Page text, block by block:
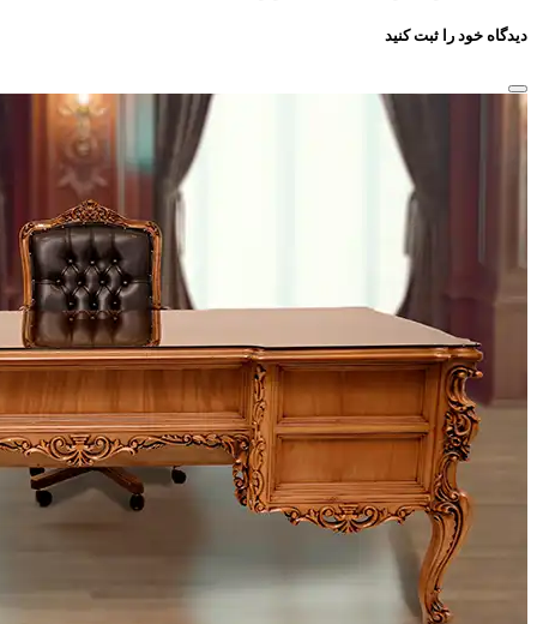
دیدگاه خود را ثبت کنید